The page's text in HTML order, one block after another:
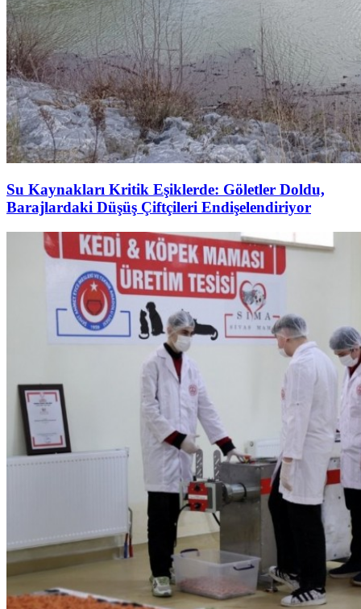
Su Kaynakları Kritik Eşiklerde: Göletler Doldu,
Barajlardaki Düşüş Çiftçileri Endişelendiriyor